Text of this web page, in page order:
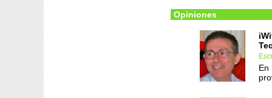
Opiniones
En